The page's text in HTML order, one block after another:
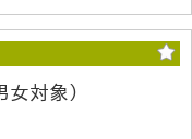
対象）